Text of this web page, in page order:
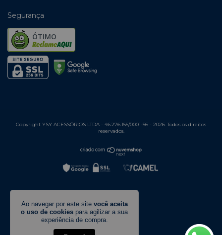
Ao navegar por este site você aceita
o uso de cookies para agilizar a sua
experiência de compra.
Segurança
ÓTIMO
Copyright YSY ACESSÓRIOS LTDA - 46.276.155/0001-56 - 2026. Todos os direitos
reservados.